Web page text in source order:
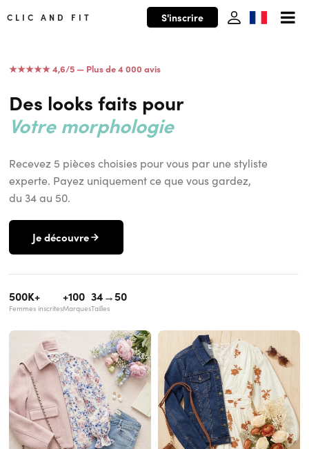
CLIC AND FIT S'inscrire
★★★★★ 4,6/5 — Plus de 4 000 avis
Des looks faits pour
Votre morphologie
Votre style
Vous !
Votre morphologie
Recevez 5 pièces choisies pour vous par une styliste
experte. Payez uniquement ce que vous gardez,
du 34 au 50.
Je découvre
500K+
Femmes inscrites
+100
Marques
34→50
Tailles